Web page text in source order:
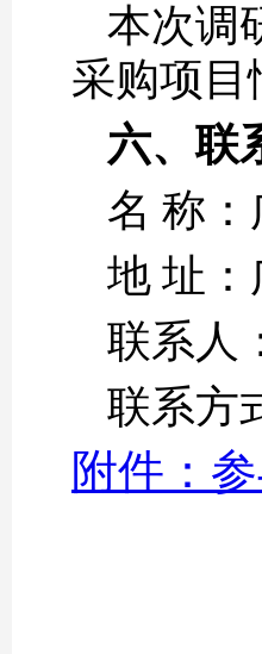
本次调
采购项目
六、联
名 称
地 址
联系人
联系方
附件：